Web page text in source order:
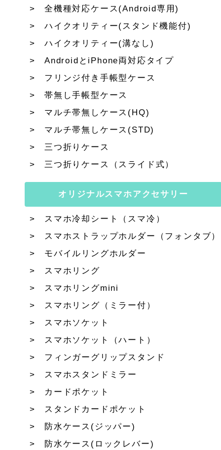
全機種対応ケース(Android専用)
ハイクオリティー(スタンド機能付)
ハイクオリティー(溝なし)
AndroidとiPhone両対応タイプ
フリンジ付き手帳型ケース
帯無し手帳型ケース
マルチ帯無しケース(HQ)
マルチ帯無しケース(STD)
三つ折りケース
三つ折りケース（スライド式）
オリジナルスマホアクセサリー
スマホ冷却シート（スマ冷）
スマホストラップホルダー（フォンタブ）
モバイルリングホルダー
スマホリング
スマホリングmini
スマホリング（ミラー付）
スマホソケット
スマホソケット（ハート）
フィンガーグリップスタンド
スマホスタンドミラー
カードポケット
スタンドカードポケット
防水ケース(ジッパー)
防水ケース(ロックレバー)